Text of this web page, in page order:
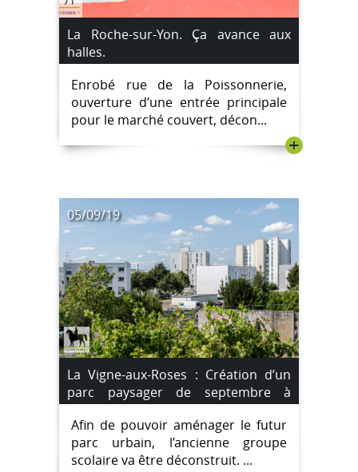
La Roche-sur-Yon. Ça avance aux
halles.
Enrobé rue de la Poissonnerie,
ouverture d’une entrée principale
pour le marché couvert, décon...
+
05/09/19
La Vigne-aux-Roses : Création d’un
parc paysager de septembre à
décembre 2019.
Afin de pouvoir aménager le futur
parc urbain, l’ancienne groupe
scolaire va être déconstruit. ...